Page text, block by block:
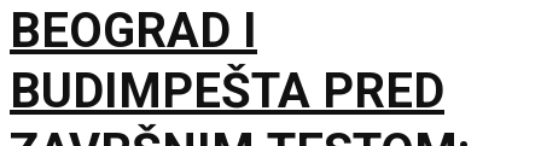
BEOGRAD I
BUDIMPEŠTA PRED